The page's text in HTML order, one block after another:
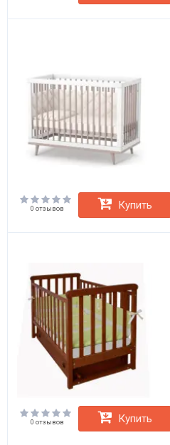
0 отзывов Купить
0 отзывов Купить